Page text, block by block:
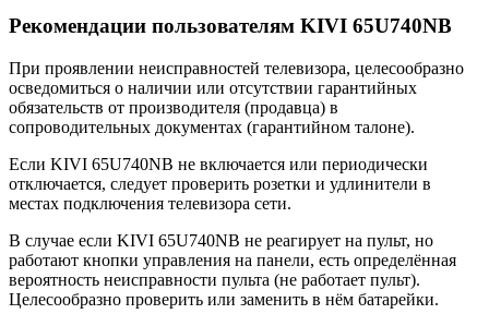
Рекомендации пользователям KIVI 65U740NB
При проявлении неисправностей телевизора, целесообразно
осведомиться о наличии или отсутствии гарантийных
обязательств от производителя (продавца) в
сопроводительных документах (гарантийном талоне).
Если KIVI 65U740NB не включается или периодически
отключается, следует проверить розетки и удлинители в
местах подключения телевизора сети.
В случае если KIVI 65U740NB не реагирует на пульт, но
работают кнопки управления на панели, есть определённая
вероятность неисправности пульта (не работает пульт).
Целесообразно проверить или заменить в нём батарейки.